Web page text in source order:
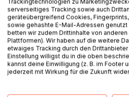
der Fleischversorgung und so war
sich die Stralsunder mit Insekten
Dies führten sowieso nur weiter.
neben Baumrinde immer gerne
Festmahl.
Trackingtechnologien zu
serverseitiges Tracking sowie auch
geräteübergreifend Cookies,
sowie gehashte E-Mail-Adressen
betten wir zudem Drittinhalte von
Plattformen). Wir haben auf die weitere
etwaiges Tracking durch den
Einstellung willigst du in die oben
kannst deine Einwilligung (z. B. im Footer
jederzeit mit Wirkung für die Zukunft